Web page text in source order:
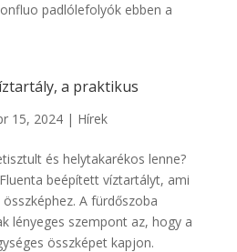
padlólefolyók ebben a
a praktikus
15, 2024| Hírek
és helytakarékos lenne?
beépített víztartályt, ami
A fürdőszoba
lényeges szempont az, hogy a
összképet kapjon.